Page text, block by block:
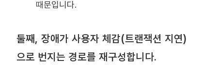
때문입니다.
둘째, 장애가 사용자 체감(트랜잭션 지연)
으로 번지는 경로를 재구성합니다.